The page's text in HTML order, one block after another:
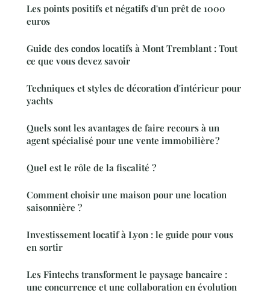
Les points positifs et négatifs d'un prêt de 1000
euros
Guide des condos locatifs à Mont Tremblant : Tout
ce que vous devez savoir
Techniques et styles de décoration d'intérieur pour
yachts
Quels sont les avantages de faire recours à un
agent spécialisé pour une vente immobilière ?
Quel est le rôle de la fiscalité ?
Comment choisir une maison pour une location
saisonnière ?
Investissement locatif à Lyon : le guide pour vous
en sortir
Les Fintechs transforment le paysage bancaire :
une concurrence et une collaboration en évolution